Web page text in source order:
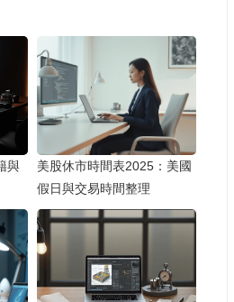
與
美股休市時間表2025：美國
假日與交易時間整理